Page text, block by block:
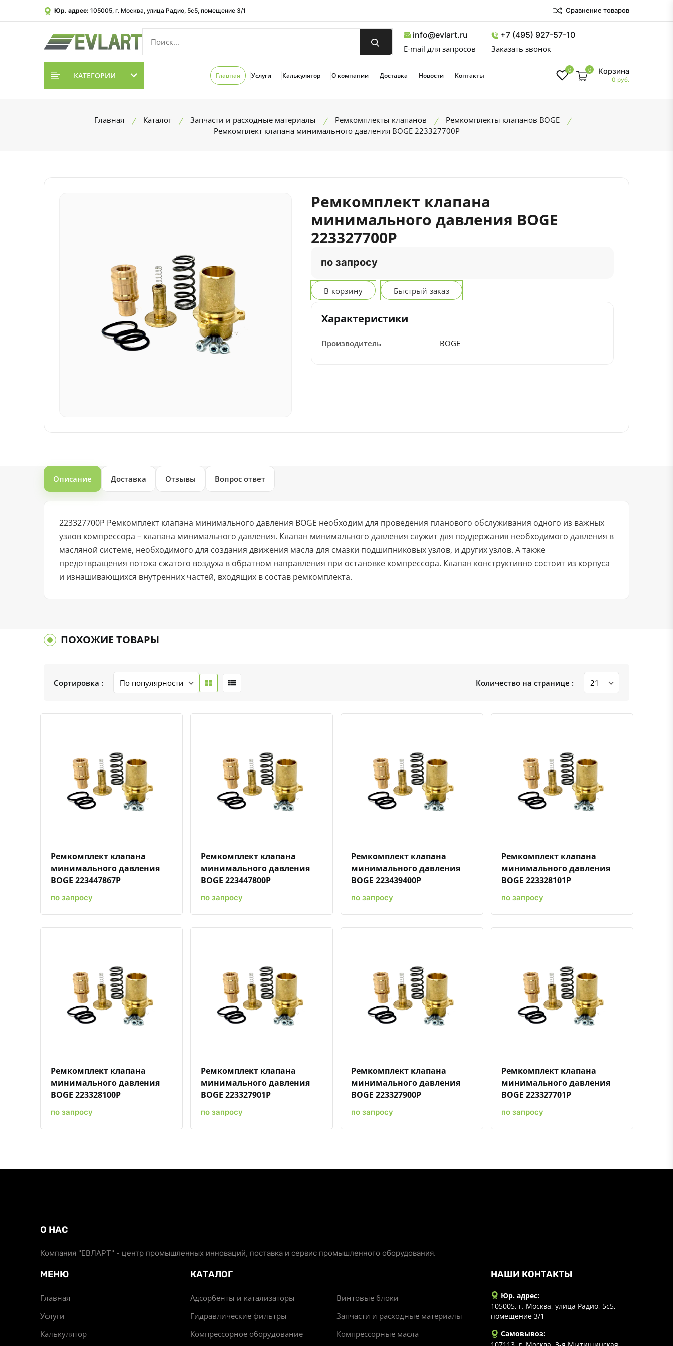
Юр. адрес: 105005, г. Москва, улица Радио, 5с5, помещение 3/1 Сравнение товаров
info@evlart.ru
E-mail для запросов
+7 (495) 927-57-10
Заказать звонок
КАТЕГОРИИ Главная Услуги Калькулятор О компании Доставка Новости Контакты
0 0 Корзина
0 руб.
Главная Каталог Запчасти и расходные материалы Ремкомплекты клапанов
Ремкомплекты клапанов BOGE
Ремкомплект клапана минимального давления BOGE 223327700P
Ремкомплект клапана
минимального давления BOGE
223327700P
по запросу
В корзину Быстрый заказ
Характеристики
Производитель BOGE
Описание Доставка Отзывы Вопрос ответ
223327700P Ремкомплект клапана минимального давления BOGE необходим для проведения планового обслуживания одного из важных
узлов компрессора – клапана минимального давления. Клапан минимального давления служит для поддержания необходимого давления в
масляной системе, необходимого для создания движения масла для смазки подшипниковых узлов, и других узлов. А также
предотвращения потока сжатого воздуха в обратном направления при остановке компрессора. Клапан конструктивно состоит из корпуса
и изнашивающихся внутренних частей, входящих в состав ремкомплекта.
ПОХОЖИЕ ТОВАРЫ
Сортировка : Количество на странице :
Быстрый просмотрДобавить к сравнению
Добавить в избранное
Ремкомплект клапана
минимального давления
BOGE 223447867P
по запросу
Быстрый просмотрДобавить к сравнению
Добавить в избранное
Ремкомплект клапана
минимального давления
BOGE 223447800P
по запросу
Быстрый просмотрДобавить к сравнению
Добавить в избранное
Ремкомплект клапана
минимального давления
BOGE 223439400P
по запросу
Быстрый просмотрДобавить к сравнению
Добавить в избранное
Ремкомплект клапана
минимального давления
BOGE 223328101P
по запросу
Быстрый просмотрДобавить к сравнению
Добавить в избранное
Ремкомплект клапана
минимального давления
BOGE 223328100P
по запросу
Быстрый просмотрДобавить к сравнению
Добавить в избранное
Ремкомплект клапана
минимального давления
BOGE 223327901P
по запросу
Быстрый просмотрДобавить к сравнению
Добавить в избранное
Ремкомплект клапана
минимального давления
BOGE 223327900P
по запросу
Быстрый просмотрДобавить к сравнению
Добавить в избранное
Ремкомплект клапана
минимального давления
BOGE 223327701P
по запросу
О НАС
Компания "ЕВЛАРТ" - центр промышленных инноваций, поставка и сервис промышленного оборудования.
МЕНЮ
Главная
Услуги
Калькулятор
КАТАЛОГ
Адсорбенты и катализаторы
Винтовые блоки
Гидравлические фильтры
Запчасти и расходные материалы
Компрессорное оборудование
Компрессорные масла
НАШИ КОНТАКТЫ
Юр. адрес:
105005, г. Москва, улица Радио, 5с5,
помещение 3/1
Самовывоз: